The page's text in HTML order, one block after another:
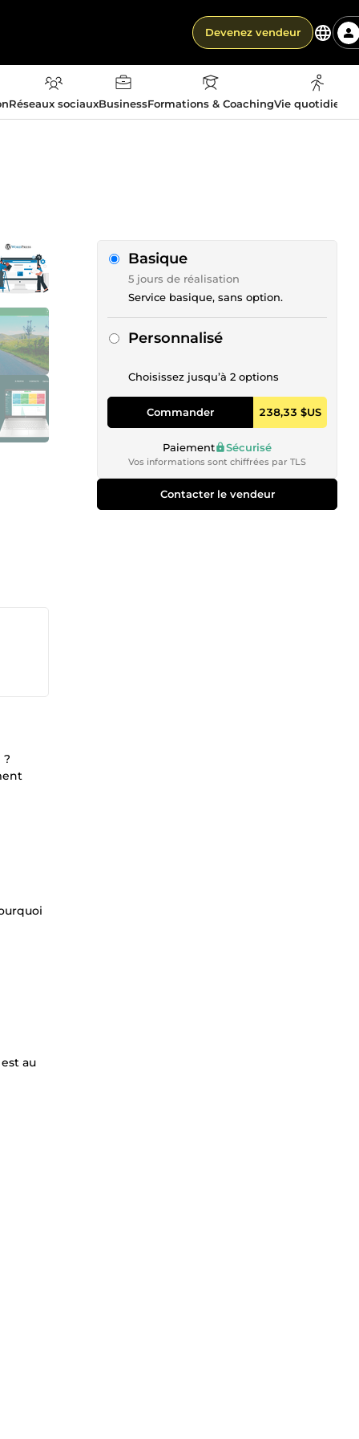
Devenez vendeur
Réseaux sociauxBusinessFormations & CoachingVie
?
au
Basique
5 jours de réalisation
Service basique, sans option.
Personnalisé
Choisissez jusqu’à 2 options
Commander 238,33 $US
Paiement Sécurisé
Vos informations sont chiffrées par TLS
Contacter le vendeur